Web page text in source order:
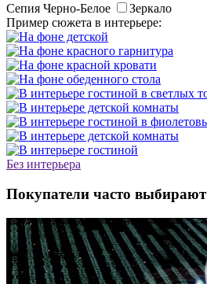
Сепия Черно-Белое
Зеркало
Пример сюжета в интерьере:
Без интерьера
Покупатели часто выбирают